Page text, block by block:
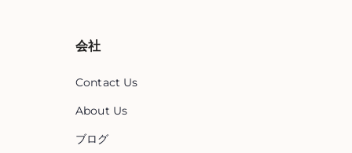
会社
Contact Us
About Us
ブログ